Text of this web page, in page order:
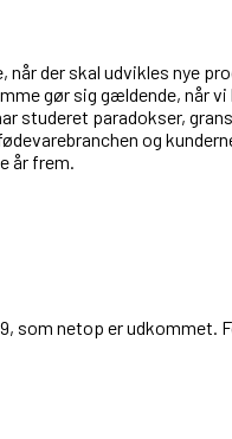
der skal udvikles nye
gør sig gældende, når
studeret paradokser,
og
år frem.
som netop er udkommet.